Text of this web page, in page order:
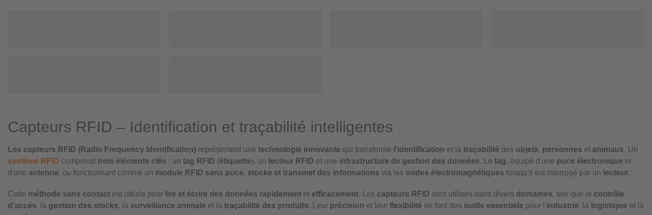
Capteurs RFID – Identification et traçabilité intelligentes
Les capteurs RFID (Radio Frequency Identification) représentent une technologie innovante qui transforme l'identification et la traçabilité des objets, personnes et animaux. Un
système RFID comprend trois éléments clés : un tag RFID (étiquette), un lecteur RFID et une infrastructure de gestion des données. Le tag, équipé d'une puce électronique et
d'une antenne, ou fonctionnant comme un module RFID sans puce, stocke et transmet des informations via les ondes électromagnétiques lorsqu'il est interrogé par un lecteur.
Cette méthode sans contact est idéale pour lire et écrire des données rapidement et efficacement. Les capteurs RFID sont utilisés dans divers domaines, tels que le contrôle
d'accès, la gestion des stocks, la surveillance animale et la traçabilité des produits. Leur précision et leur flexibilité en font des outils essentiels pour l'industrie, la logistique et la